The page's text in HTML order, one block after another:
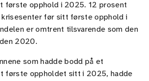
første opphold i 2025. 12 prosent
krisesenter før sitt første opphold i
er omtrent tilsvarende som den
2020.
som hadde bodd på et
første oppholdet sitt i 2025, hadde